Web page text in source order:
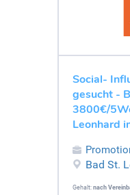
Social-
gesucht -
3800€/
Leonhard
Bad St.
Gehalt: nach